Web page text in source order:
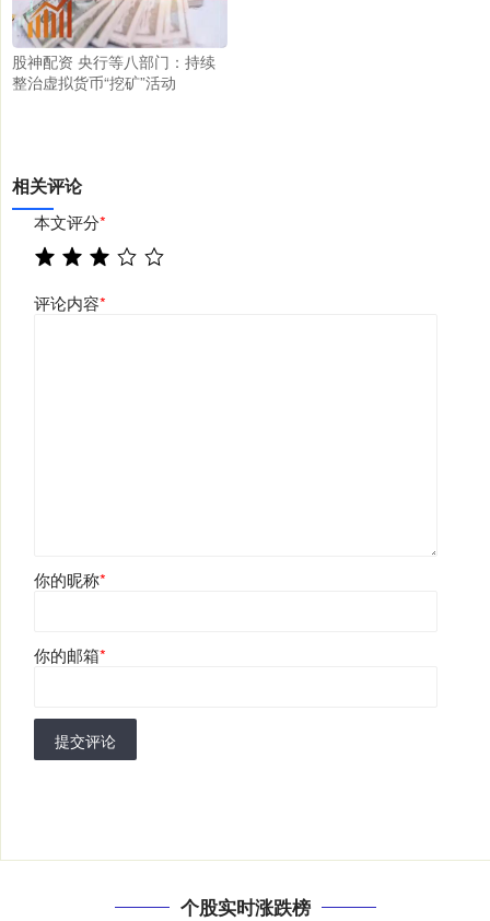
股神配资 央行等八部门：持续
整治虚拟货币“挖矿”活动
相关评论
本文评分*
评论内容*
你的昵称*
你的邮箱*
提交评论
个股实时涨跌榜